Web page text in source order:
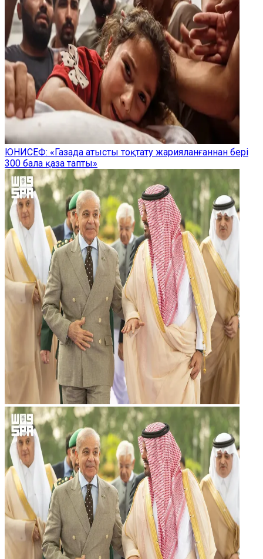
ЮНИСЕФ: «Газада атысты тоқтату жарияланғаннан бері
300 бала қаза тапты»